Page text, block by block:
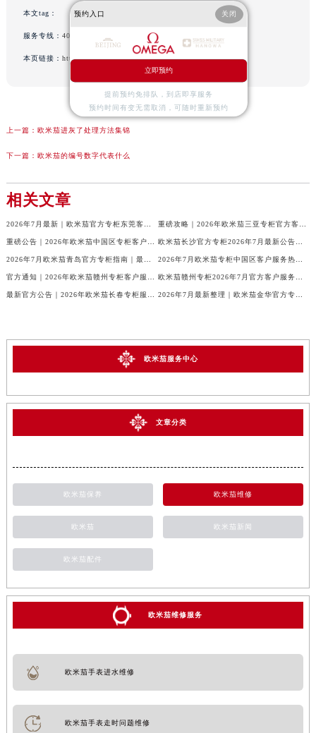
本文tag：
服务专线： 400-877-2083
本页链接： http://www.gjwatch.cn/problem/259.html
上一篇： 欧米茄进灰了处理方法集锦
下一篇： 欧米茄的编号数字代表什么
相关文章
2026年7月最新｜欧米茄官方专柜东莞客户服务电话及门店信息一册通 重磅攻略｜2026年欧米茄三亚专柜官方客户服务热线与门店信息大全
重磅公告｜2026年欧米茄中国区专柜客户服务电话（7月最新）全收录 欧米茄长沙官方专柜2026年7月最新公告｜服务热线与客户服务信息
2026年7月欧米茄青岛官方专柜指南｜最新门店服务+专属客服热线，建议收藏 2026年7月欧米茄专柜中国区客户服务热线｜官方公告+门店详情全解读
官方通知｜2026年欧米茄赣州专柜客户服务热线全新升级（附7月最新专柜信息汇总） 欧米茄赣州专柜2026年7月官方客户服务热线｜信息汇总与核验
最新官方公告｜2026年欧米茄长春专柜服务信息整合，客服热线7月已更新 2026年7月最新整理｜欧米茄金华官方专柜名录及客户服务电话，一篇看懂！
欧米茄服务中心
文章分类
欧米茄保养 欧米茄维修
欧米茄 欧米茄新闻
欧米茄配件
欧米茄维修服务
欧米茄手表进水维修
欧米茄手表走时问题维修
预约入口 关闭
立即预约
提前预约免排队，到店即享服务
预约时间有变无需取消，可随时重新预约